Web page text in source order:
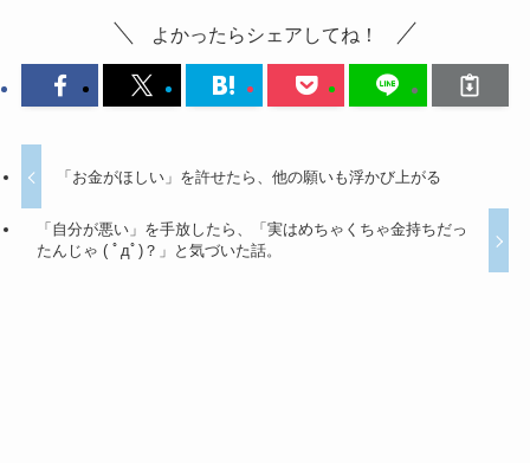
よかったらシェアしてね！
「お金がほしい」を許せたら、他の願いも浮かび上がる
「自分が悪い」を手放したら、「実はめちゃくちゃ金持ちだっ
たんじゃ ( ﾟдﾟ)？」と気づいた話。